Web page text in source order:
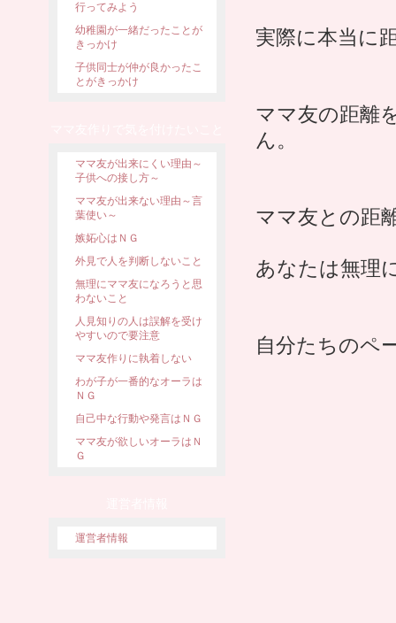
実際に本当に
ママ友の距離
ん。
ママ友との距
あなたは無理
自分たちのペ
行ってみよう
幼稚園が一緒だったことが
きっかけ
子供同士が仲が良かったこ
とがきっかけ
ママ友が出来にくい理由～
子供への接し方～
ママ友が出来ない理由～言
葉使い～
嫉妬心はＮＧ
外見で人を判断しないこと
無理にママ友になろうと思
わないこと
人見知りの人は誤解を受け
やすいので要注意
ママ友作りに執着しない
わが子が一番的なオーラは
ＮＧ
自己中な行動や発言はＮＧ
ママ友が欲しいオーラはＮ
Ｇ
運営者情報